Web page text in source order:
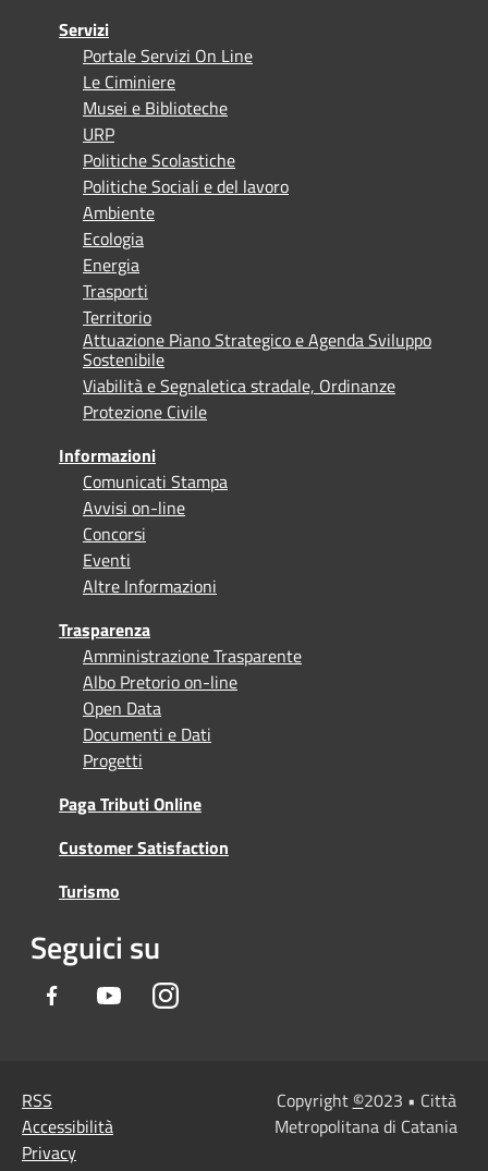
Servizi
Portale Servizi On Line
Le Ciminiere
Musei e Biblioteche
URP
Politiche Scolastiche
Politiche Sociali e del lavoro
Ambiente
Ecologia
Energia
Trasporti
Territorio
Attuazione Piano Strategico e Agenda Sviluppo
Sostenibile
Viabilità e Segnaletica stradale, Ordinanze
Protezione Civile
Informazioni
Comunicati Stampa
Avvisi on-line
Concorsi
Eventi
Altre Informazioni
Trasparenza
Amministrazione Trasparente
Albo Pretorio on-line
Open Data
Documenti e Dati
Progetti
Paga Tributi Online
Customer Satisfaction
Turismo
Seguici su
Facebook YoutubeInstagram
RSS
Accessibilità
Privacy
Copyright ©2023 • Città
Metropolitana di Catania